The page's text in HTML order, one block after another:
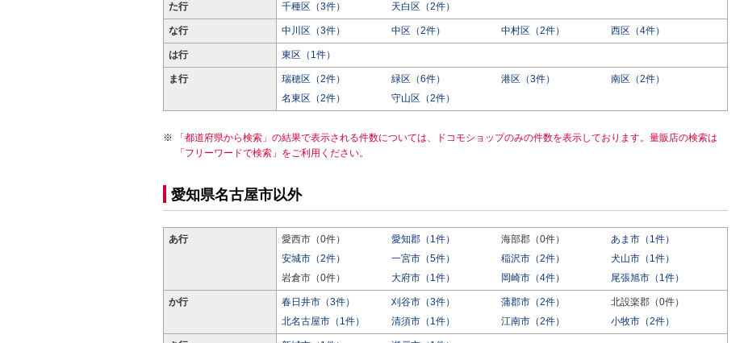
た行 千種区（3件） 天白区（2件）
な行 中川区（3件） 中区（2件） 中村区（2件） 西区（4件）
は行 東区（1件）
ま行 瑞穂区（2件） 緑区（6件） 港区（3件）
南区（2件）
名東区（2件）
守山区（2件）
「都道府県から検索」の結果で表示される件数については、ドコモショップのみの件数を表示しております。量販店の検索は
「フリーワードで検索」をご利用ください。
愛知県名古屋市以外
あ行 愛西市（0件） 愛知郡（1件） 海部郡（0件）
あま市（1件）
安城市（2件）
一宮市（5件） 稲沢市（2件）
犬山市（1件）
岩倉市（0件）
大府市（1件） 岡崎市（4件） 尾張旭市（1件）
か行 春日井市（3件） 刈谷市（3件） 蒲郡市（2件）
北設楽郡（0件）
北名古屋市（1件）
清須市（1件） 江南市（2件） 小牧市（2件）